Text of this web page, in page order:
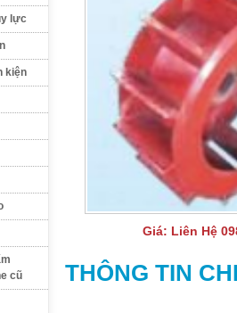
lực
kiện
cũ
Giá: Liên Hệ
THÔNG TIN